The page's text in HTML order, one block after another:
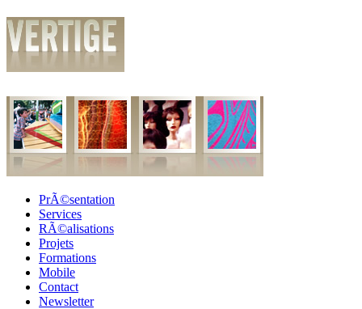
PrÃ©sentation
Services
RÃ©alisations
Projets
Formations
Mobile
Contact
Newsletter